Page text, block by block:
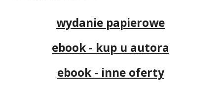
wydanie papierowe
ebook - kup u autora
ebook - inne oferty